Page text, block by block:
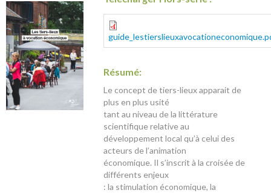
Résumé:
Le concept de tiers-lieux apparait de
plus en plus usité
tant au niveau de la littérature
scientifique relative au
développement local qu’à celui des
acteurs de l’animation
économique. Il s’inscrit à la croisée de
différents enjeux
: la stimulation économique, la